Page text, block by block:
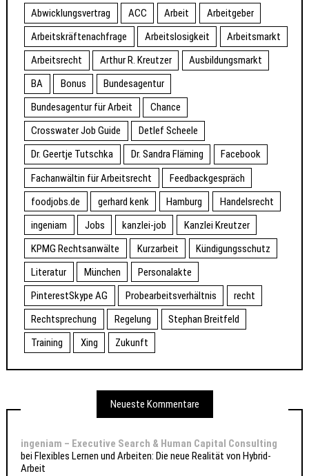
Abwicklungsvertrag ACC Arbeit
Arbeitgeber
Arbeitskräftenachfrage
Arbeitslosigkeit
Arbeitsmarkt
Arbeitsrecht
Arthur R. Kreutzer
Ausbildungsmarkt
BA
Bonus
Bundesagentur
Bundesagentur für Arbeit
Chance
Crosswater Job Guide
Detlef Scheele
Dr. Geertje Tutschka
Dr. Sandra Fläming
Facebook
Fachanwältin für Arbeitsrecht
Feedbackgespräch
foodjobs.de
gerhard kenk Hamburg
Handelsrecht
ingeniam
Jobs kanzlei-job
Kanzlei Kreutzer
KPMG Rechtsanwälte
Kurzarbeit
Kündigungsschutz
Literatur
München
Personalakte
PinterestSkype AG
Probearbeitsverhältnis
recht
Rechtsprechung
Regelung
Stephan Breitfeld
Training
Xing Zukunft
Neueste Kommentare
ingeniam – Executive Search & Human Capital Consulting
beiFlexibles Lernen und Arbeiten: Die neue Realität von Hybrid-
Arbeit